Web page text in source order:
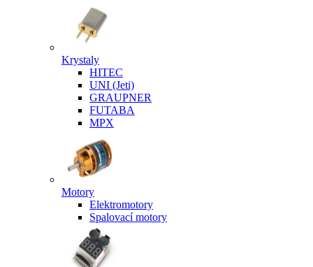
Krystaly
HITEC
UNI (Jeti)
GRAUPNER
FUTABA
MPX
Motory
Elektromotory
Spalovací motory